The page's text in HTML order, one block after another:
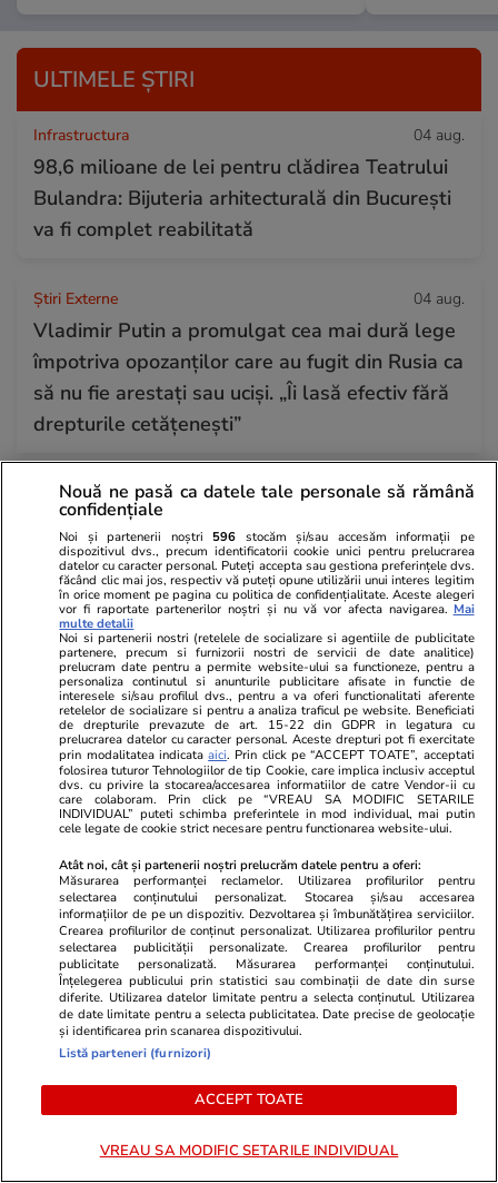
ULTIMELE ȘTIRI
Infrastructura 04 aug.
98,6 milioane de lei pentru clădirea Teatrului
Bulandra: Bijuteria arhitecturală din București
va fi complet reabilitată
Știri Externe 04 aug.
Vladimir Putin a promulgat cea mai dură lege
împotriva opozanților care au fugit din Rusia ca
să nu fie arestați sau uciși. „Îi lasă efectiv fără
drepturile cetățenești”
Știri România 04 aug.
Nicușor Dan a promulgat legile pentru
jaloanele PNRR și Acordul SAFE: „Accesul
României la fondurile europene rămâne
garantat”
Știri Externe 04 aug.
Contre la Bruxelles după criza din Ceuta:
planul Spaniei de a legaliza migranții divizează
Uniunea Europeană
Citește mai multe
TRENDING
Horoscop 04 aug.
Horoscop 5 august 2026. Vărsătorii au nevoie
de abordări mai creative, mai relaxate în
Nouă ne pasă ca datele tale personale să rămână
confidențiale
Noi și partenerii noștri 596 stocăm și/sau accesăm informații pe
dispozitivul dvs., precum identificatorii cookie unici pentru prelucrarea
datelor cu caracter personal. Puteți accepta sau gestiona preferințele dvs.
făcând clic mai jos, respectiv vă puteți opune utilizării unui interes legitim
în orice moment pe pagina cu politica de confidențialitate. Aceste alegeri
vor fi raportate partenerilor noștri și nu vă vor afecta navigarea. Mai
multe detalii
Noi si partenerii nostri (retelele de socializare si agentiile de publicitate
partenere, precum si furnizorii nostri de servicii de date analitice)
prelucram date pentru a permite website-ului sa functioneze, pentru a
personaliza continutul si anunturile publicitare afisate in functie de
interesele si/sau profilul dvs., pentru a va oferi functionalitati aferente
retelelor de socializare si pentru a analiza traficul pe website. Beneficiati
de drepturile prevazute de art. 15-22 din GDPR in legatura cu
prelucrarea datelor cu caracter personal. Aceste drepturi pot fi exercitate
prin modalitatea indicataaici. Prin click pe “ACCEPT TOATE”, acceptati
folosirea tuturor Tehnologiilor de tip Cookie, care implica inclusiv acceptul
dvs. cu privire la stocarea/accesarea informatiilor de catre Vendor-ii cu
care colaboram. Prin click pe “VREAU SA MODIFIC SETARILE
INDIVIDUAL” puteti schimba preferintele in mod individual, mai putin
cele legate de cookie strict necesare pentru functionarea website-ului.
Atât noi, cât și partenerii noștri prelucrăm datele pentru a oferi:
Măsurarea performanței reclamelor. Utilizarea profilurilor pentru
selectarea conținutului personalizat. Stocarea și/sau accesarea
informațiilor de pe un dispozitiv. Dezvoltarea și îmbunătățirea serviciilor.
Crearea profilurilor de conținut personalizat. Utilizarea profilurilor pentru
selectarea publicității personalizate. Crearea profilurilor pentru
publicitate personalizată. Măsurarea performanței conținutului.
Înțelegerea publicului prin statistici sau combinații de date din surse
diferite. Utilizarea datelor limitate pentru a selecta conținutul. Utilizarea
de date limitate pentru a selecta publicitatea. Date precise de geolocație
și identificarea prin scanarea dispozitivului.
Listă parteneri (furnizori)
ACCEPT TOATE
VREAU SA MODIFIC SETARILE INDIVIDUAL